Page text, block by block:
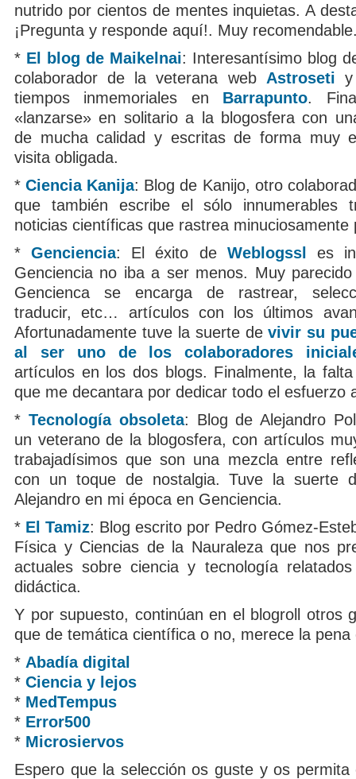
nutrido por cientos de mentes inquietas. A
¡Pregunta y responde aquí!. Muy
* El blog de Maikelnai: Interesantísimo blog
colaborador de la veterana web Astroseti y
tiempos inmemoriales en Barrapunto.
«lanzarse» en solitario a la blogosfera con
de mucha calidad y escritas de forma muy
visita obligada.
*Ciencia Kanija: Blog de Kanijo, otro
que también escribe el sólo innumerables
noticias científicas que rastrea minuciosamente
*Genciencia: El éxito de Weblogssl
es
Genciencia no iba a ser menos. Muy
Gencienca se encarga de rastrear,
traducir, etc… artículos con los últimos
Afortunadamente tuve la suerte devivir su
al ser uno de los colaboradores
artículos en los dos blogs. Finalmente, la
que me decantara por dedicar todo el esfuerzo
* Tecnología obsoleta: Blog de Alejandro
un veterano de la blogosfera, con artículos
trabajadísimos que son una mezcla entre
con un toque de nostalgia. Tuve la suerte
Alejandro en mi época en Genciencia.
* El Tamiz: Blog escrito por Pedro Gómez-
Física y Ciencias de la Nauraleza que nos
actuales sobre ciencia y tecnología
didáctica.
Y por supuesto, continúan en el blogroll otros
que de temática científica o no, merece la pena
* Abadía digital
* Ciencia y lejos
* MedTempus
* Error500
* Microsiervos
Espero que la selección os guste y os permita